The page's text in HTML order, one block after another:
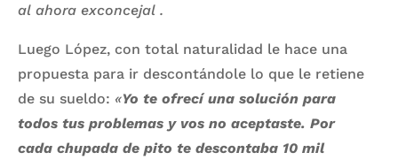
al ahora exconcejal .
Luego López, con total naturalidad le hace una
propuesta para ir descontándole lo que le retiene
de su sueldo: «Yo te ofrecí una solución para
todos tus problemas y vos no aceptaste. Por
cada chupada de pito te descontaba 10 mil